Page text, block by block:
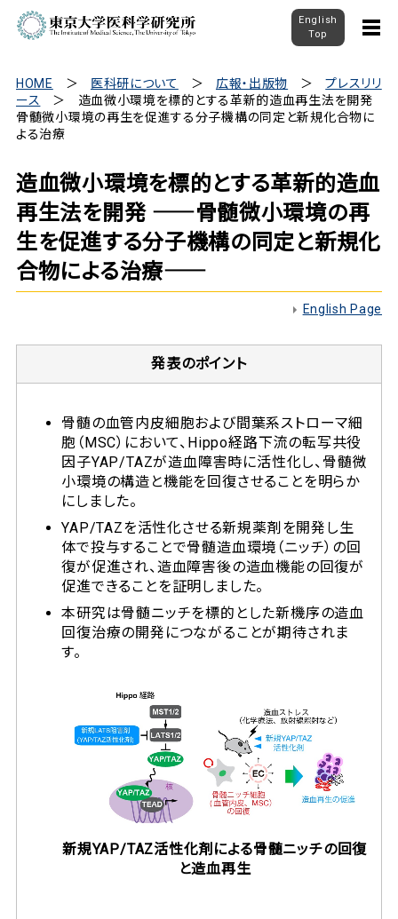
English
Top
HOME 医科研について 広報・出版物
プレスリリ
ース
造血微小環境を標的とする革新的造血再生法を開発 ――
骨髄微小環境の再生を促進する分子機構の同定と新規化合物に
よる治療――
造血微小環境を標的とする革新的造血
再生法を開発 ――骨髄微小環境の再
生を促進する分子機構の同定と新規化
合物による治療――
English Page
発表のポイント
骨髄の血管内皮細胞および間葉系ストローマ細
胞（MSC）において、Hippo経路下流の転写共役
因子YAP/TAZが造血障害時に活性化し、骨髄微
小環境の構造と機能を回復させることを明らか
にしました。
YAP/TAZを活性化させる新規薬剤を開発し生
体で投与することで骨髄造血環境（ニッチ）の回
復が促進され、造血障害後の造血機能の回復が
促進できることを証明しました。
本研究は骨髄ニッチを標的とした新機序の造血
回復治療の開発につながることが期待されま
す。
新規YAP/TAZ活性化剤による骨髄ニッチの回復
と造血再生